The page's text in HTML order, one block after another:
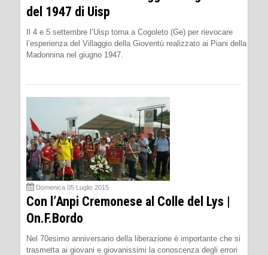
del 1947 di Uisp
Il 4 e 5 settembre l’Uisp torna a Cogoleto (Ge) per rievocare
l’esperienza del Villaggio della Gioventù realizzato ai Piani della
Madonnina nel giugno 1947.
Domenica 05 Luglio 2015
Con l’Anpi Cremonese al Colle del Lys |
On.F.Bordo
Nel 70esimo anniversario della liberazione è importante che si
trasmetta ai giovani e giovanissimi la conoscenza degli errori